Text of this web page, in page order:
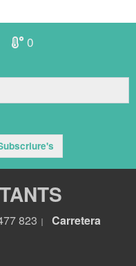
0
823
Carretera